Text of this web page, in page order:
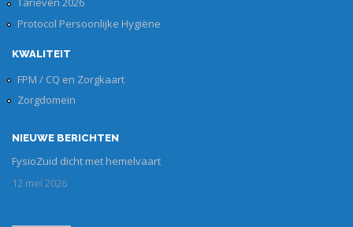
Protocol Persoonlijke Hygiëne
KWALITEIT
FPM / CQ en Zorgkaart
Zorgdomein
NIEUWE BERICHTEN
FysioZuid dicht met hemelvaart
12 mei 2026